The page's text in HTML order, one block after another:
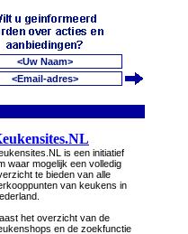
is een initiatief
waar mogelijk een volledig
te bieden van alle
van keukens in
het overzicht van de
en de zoekfunctie